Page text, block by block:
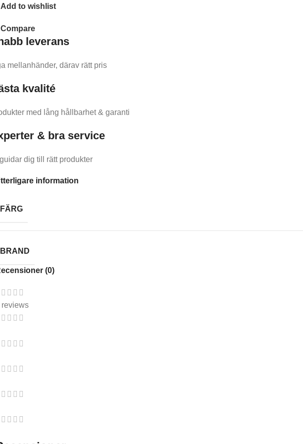
Add to wishlist
Compare
leverans​
mellanhänder, därav rätt pris
kvalité
med lång hållbarhet & garanti
& bra service
dig till rätt produkter
information
FÄRG
BRAND
(0)
reviews